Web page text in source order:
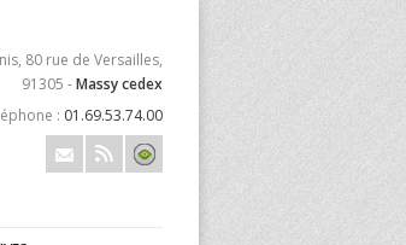
80 rue de Versailles,
91305 -Massy cedex
: 01.69.53.74.00